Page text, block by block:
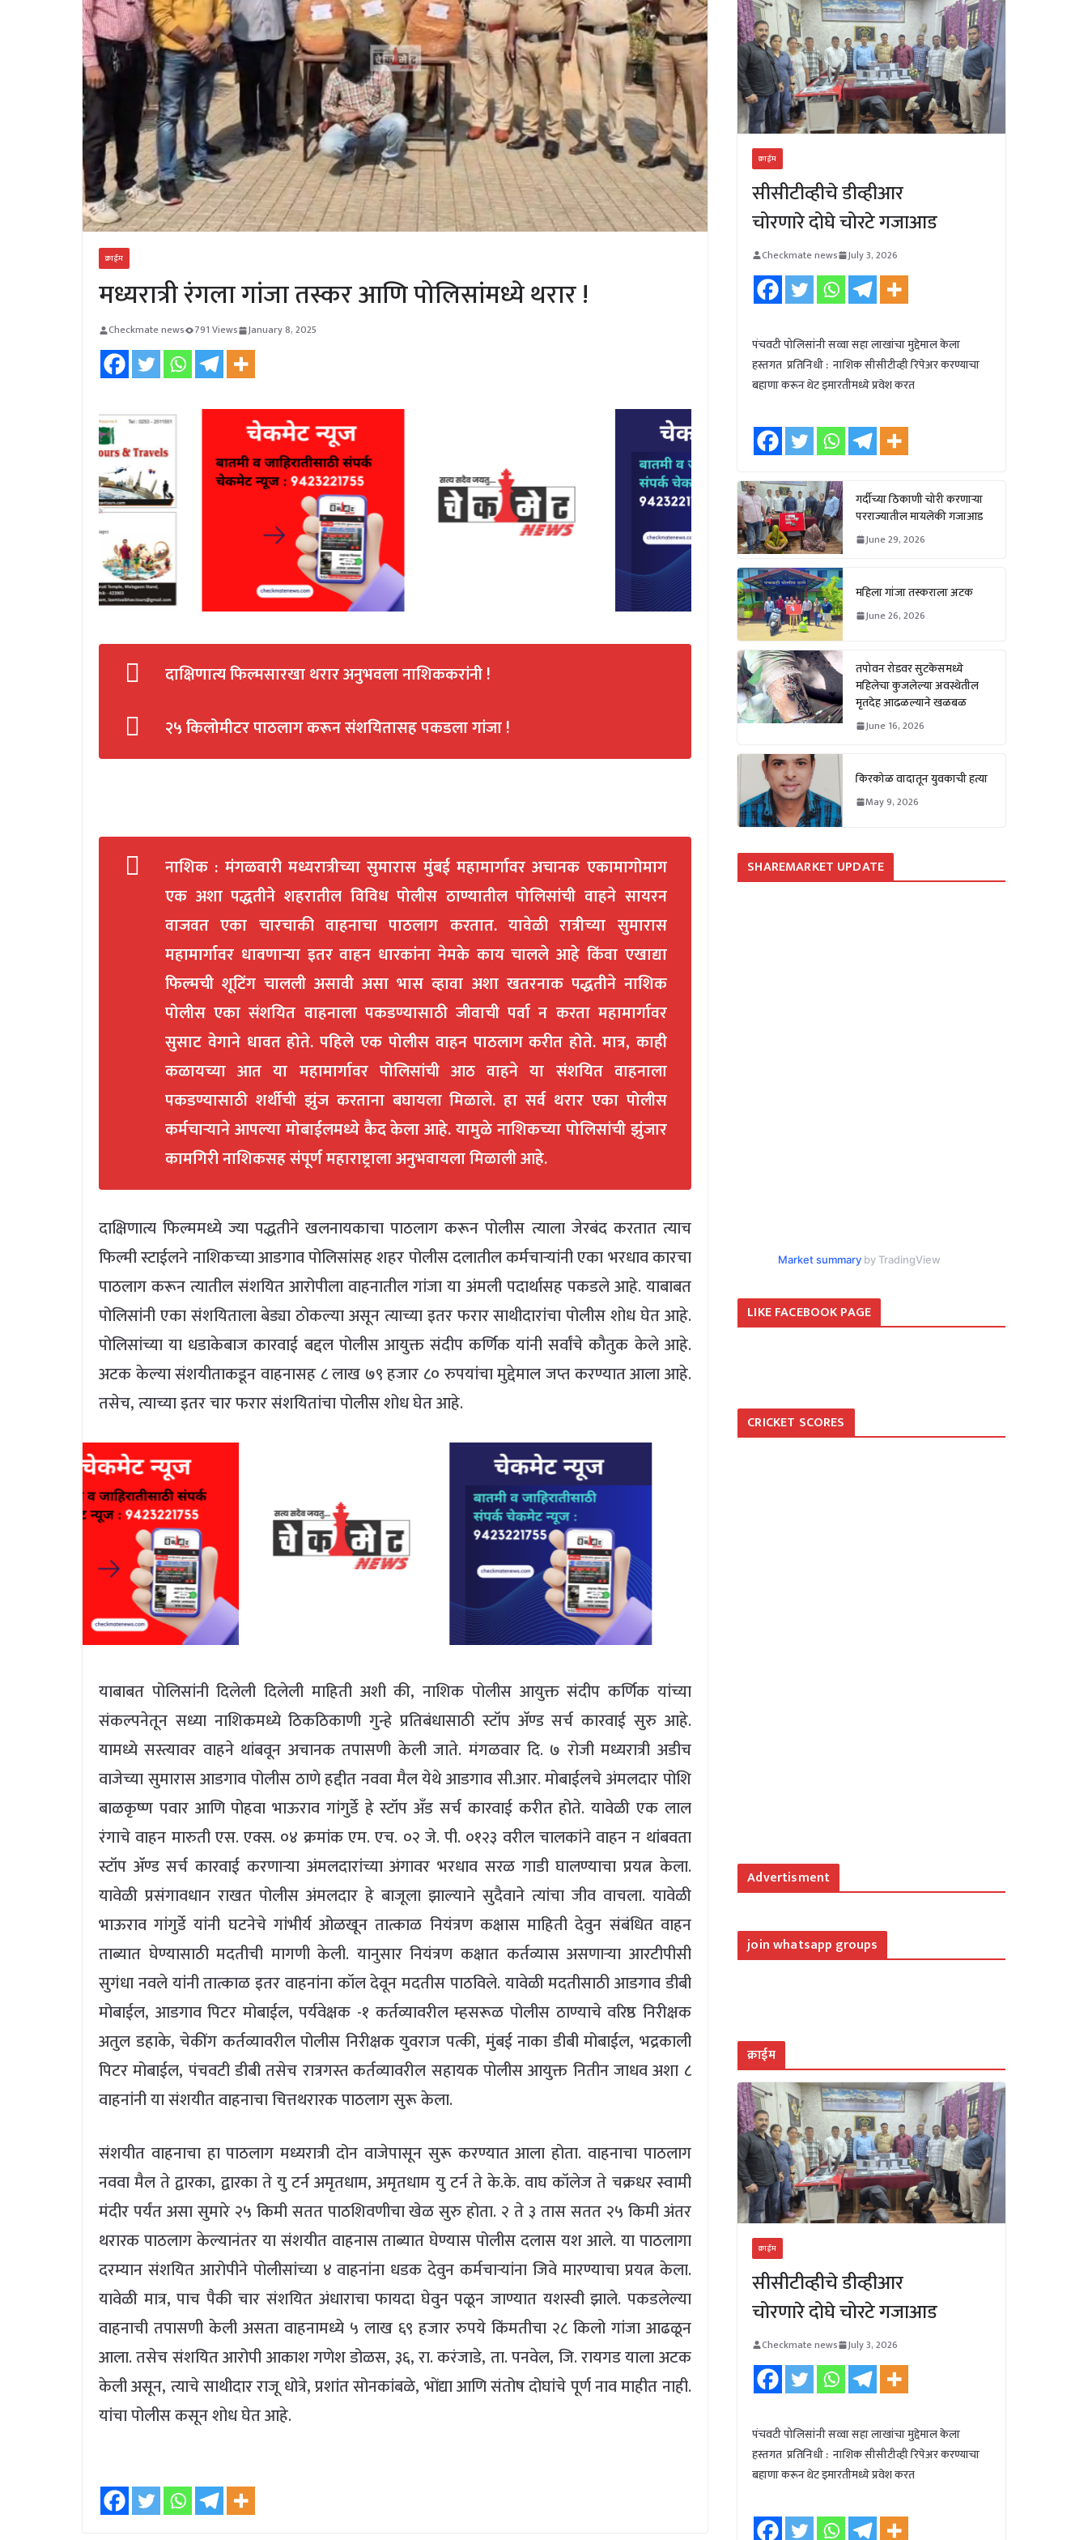
क्राईम
मध्यरात्री रंगला गांजा तस्कर आणि पोलिसांमध्ये थरार !
Checkmate news 791 Views January 8, 2025
दाक्षिणात्य फिल्मसारखा थरार अनुभवला नाशिककरांनी !
२५ किलोमीटर पाठलाग करून संशयितासह पकडला गांजा !
नाशिक : मंगळवारी मध्यरात्रीच्या सुमारास मुंबई महामार्गावर अचानक एकामागोमाग
एक अशा पद्धतीने शहरातील विविध पोलीस ठाण्यातील पोलिसांची वाहने सायरन
वाजवत एका चारचाकी वाहनाचा पाठलाग करतात. यावेळी रात्रीच्या सुमारास
महामार्गावर धावणाऱ्या इतर वाहन धारकांना नेमके काय चालले आहे किंवा एखाद्या
फिल्मची शूटिंग चालली असावी असा भास व्हावा अशा खतरनाक पद्धतीने नाशिक
पोलीस एका संशयित वाहनाला पकडण्यासाठी जीवाची पर्वा न करता महामार्गावर
सुसाट वेगाने धावत होते. पहिले एक पोलीस वाहन पाठलाग करीत होते. मात्र, काही
कळायच्या आत या महामार्गावर पोलिसांची आठ वाहने या संशयित वाहनाला
पकडण्यासाठी शर्थीची झुंज करताना बघायला मिळाले. हा सर्व थरार एका पोलीस
कर्मचाऱ्याने आपल्या मोबाईलमध्ये कैद केला आहे. यामुळे नाशिकच्या पोलिसांची झुंजार
कामगिरी नाशिकसह संपूर्ण महाराष्ट्राला अनुभवायला मिळाली आहे.
दाक्षिणात्य फिल्ममध्ये ज्या पद्धतीने खलनायकाचा पाठलाग करून पोलीस त्याला जेरबंद करतात त्याच
फिल्मी स्टाईलने नाशिकच्या आडगाव पोलिसांसह शहर पोलीस दलातील कर्मचाऱ्यांनी एका भरधाव कारचा
पाठलाग करून त्यातील संशयित आरोपीला वाहनातील गांजा या अंमली पदार्थासह पकडले आहे. याबाबत
पोलिसांनी एका संशयिताला बेड्या ठोकल्या असून त्याच्या इतर फरार साथीदारांचा पोलीस शोध घेत आहे.
पोलिसांच्या या धडाकेबाज कारवाई बद्दल पोलीस आयुक्त संदीप कर्णिक यांनी सर्वांचे कौतुक केले आहे.
अटक केल्या संशयीताकडून वाहनासह ८ लाख ७९ हजार ८० रुपयांचा मुद्देमाल जप्त करण्यात आला आहे.
तसेच, त्याच्या इतर चार फरार संशयितांचा पोलीस शोध घेत आहे.
याबाबत पोलिसांनी दिलेली दिलेली माहिती अशी की, नाशिक पोलीस आयुक्त संदीप कर्णिक यांच्या
संकल्पनेतून सध्या नाशिकमध्ये ठिकठिकाणी गुन्हे प्रतिबंधासाठी स्टॉप ॲण्ड सर्च कारवाई सुरु आहे.
यामध्ये सस्त्यावर वाहने थांबवून अचानक तपासणी केली जाते. मंगळवार दि. ७ रोजी मध्यरात्री अडीच
वाजेच्या सुमारास आडगाव पोलीस ठाणे हद्दीत नववा मैल येथे आडगाव सी.आर. मोबाईलचे अंमलदार पोशि
बाळकृष्ण पवार आणि पोहवा भाऊराव गांगुर्डे हे स्टॉप अँड सर्च कारवाई करीत होते. यावेळी एक लाल
रंगाचे वाहन मारुती एस. एक्स. ०४ क्रमांक एम. एच. ०२ जे. पी. ०१२३ वरील चालकांने वाहन न थांबवता
स्टॉप ॲण्ड सर्च कारवाई करणाऱ्या अंमलदारांच्या अंगावर भरधाव सरळ गाडी घालण्याचा प्रयत्न केला.
यावेळी प्रसंगावधान राखत पोलीस अंमलदार हे बाजूला झाल्याने सुदैवाने त्यांचा जीव वाचला. यावेळी
भाऊराव गांगुर्डे यांनी घटनेचे गांभीर्य ओळखून तात्काळ नियंत्रण कक्षास माहिती देवुन संबंधित वाहन
ताब्यात घेण्यासाठी मदतीची मागणी केली. यानुसार नियंत्रण कक्षात कर्तव्यास असणाऱ्या आरटीपीसी
सुगंधा नवले यांनी तात्काळ इतर वाहनांना कॉल देवून मदतीस पाठविले. यावेळी मदतीसाठी आडगाव डीबी
मोबाईल, आडगाव पिटर मोबाईल, पर्यवेक्षक -१ कर्तव्यावरील म्हसरूळ पोलीस ठाण्याचे वरिष्ठ निरीक्षक
अतुल डहाके, चेकींग कर्तव्यावरील पोलीस निरीक्षक युवराज पत्की, मुंबई नाका डीबी मोबाईल, भद्रकाली
पिटर मोबाईल, पंचवटी डीबी तसेच रात्रगस्त कर्तव्यावरील सहायक पोलीस आयुक्त नितीन जाधव अशा ८
वाहनांनी या संशयीत वाहनाचा चित्तथरारक पाठलाग सुरू केला.
संशयीत वाहनाचा हा पाठलाग मध्यरात्री दोन वाजेपासून सुरू करण्यात आला होता. वाहनाचा पाठलाग
नववा मैल ते द्वारका, द्वारका ते यु टर्न अमृतधाम, अमृतधाम यु टर्न ते के.के. वाघ कॉलेज ते चक्रधर स्वामी
मंदीर पर्यंत असा सुमारे २५ किमी सतत पाठशिवणीचा खेळ सुरु होता. २ ते ३ तास सतत २५ किमी अंतर
थरारक पाठलाग केल्यानंतर या संशयीत वाहनास ताब्यात घेण्यास पोलीस दलास यश आले. या पाठलागा
दरम्यान संशयित आरोपीने पोलीसांच्या ४ वाहनांना धडक देवुन कर्मचाऱ्यांना जिवे मारण्याचा प्रयत्न केला.
यावेळी मात्र, पाच पैकी चार संशयित अंधाराचा फायदा घेवुन पळून जाण्यात यशस्वी झाले. पकडलेल्या
वाहनाची तपासणी केली असता वाहनामध्ये ५ लाख ६९ हजार रुपये किंमतीचा २८ किलो गांजा आढळून
आला. तसेच संशयित आरोपी आकाश गणेश डोळस, ३६, रा. करंजाडे, ता. पनवेल, जि. रायगड याला अटक
केली असून, त्याचे साथीदार राजू धोत्रे, प्रशांत सोनकांबळे, भोंद्या आणि संतोष दोघांचे पूर्ण नाव माहीत नाही.
यांचा पोलीस कसून शोध घेत आहे.
क्राईम
सीसीटीव्हीचे डीव्हीआर
चोरणारे दोघे चोरटे गजाआड
Checkmate news July 3, 2026
पंचवटी पोलिसांनी सव्वा सहा लाखांचा मुद्देमाल केला
हस्तगत प्रतिनिधी : नाशिक सीसीटीव्ही रिपेअर करण्याचा
बहाणा करून थेट इमारतीमध्ये प्रवेश करत
गर्दीच्या ठिकाणी चोरी करणाऱ्या
परराज्यातील मायलेकी गजाआड
June 29, 2026
महिला गांजा तस्कराला अटक
June 26, 2026
तपोवन रोडवर सुटकेसमध्ये
महिलेचा कुजलेल्या अवस्थेतील
मृतदेह आढळल्याने खळबळ
June 16, 2026
किरकोळ वादातून युवकाची हत्या
May 9, 2026
SHAREMARKET UPDATE
Market summaryby TradingView
LIKE FACEBOOK PAGE
CRICKET SCORES
Advertisment
join whatsapp groups
क्राईम
क्राईम
सीसीटीव्हीचे डीव्हीआर
चोरणारे दोघे चोरटे गजाआड
Checkmate news July 3, 2026
पंचवटी पोलिसांनी सव्वा सहा लाखांचा मुद्देमाल केला
हस्तगत प्रतिनिधी : नाशिक सीसीटीव्ही रिपेअर करण्याचा
बहाणा करून थेट इमारतीमध्ये प्रवेश करत